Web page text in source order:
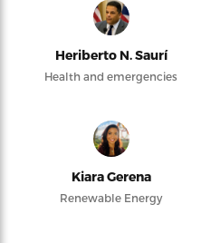
Heriberto N. Saurí
Health and emergencies
Kiara Gerena
Renewable Energy